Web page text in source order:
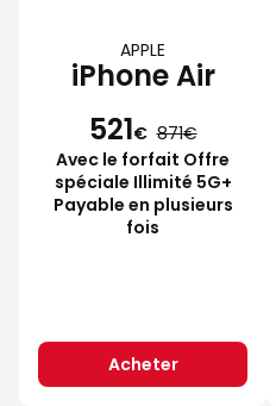
APPLE
iPhone Air
521€ 871
Avec le forfait Offre
spéciale Illimité 5G+
Payable en plusieurs
fois
Acheter